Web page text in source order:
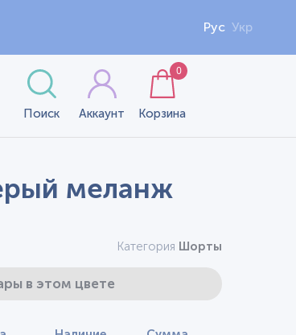
Рус Укр
Поиск Аккаунт Корзина
0
меланж
Категория Шорты
в этом цвете